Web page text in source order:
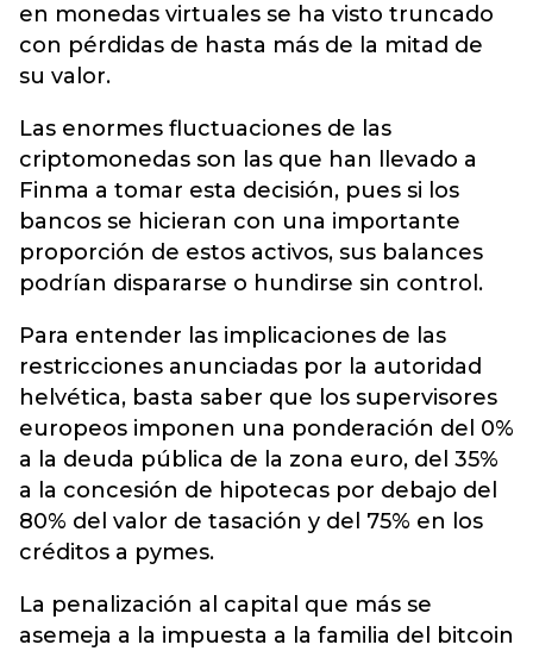
en monedas virtuales se ha visto truncado
con pérdidas de hasta más de la mitad de
su valor.
Las enormes fluctuaciones de las
criptomonedas son las que han llevado a
Finma a tomar esta decisión, pues si los
bancos se hicieran con una importante
proporción de estos activos, sus balances
podrían dispararse o hundirse sin control.
Para entender las implicaciones de las
restricciones anunciadas por la autoridad
helvética, basta saber que los supervisores
europeos imponen una ponderación del 0%
a la deuda pública de la zona euro, del 35%
a la concesión de hipotecas por debajo del
80% del valor de tasación y del 75% en los
créditos a pymes.
La penalización al capital que más se
asemeja a la impuesta a la familia del bitcoin